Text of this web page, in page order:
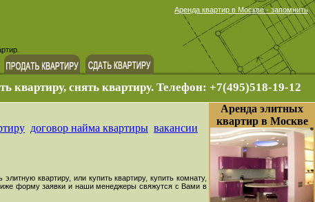
Аренда квартир в Москве - запомнить
квартиру, снять квартиру. Телефон: +7(495)518-19-12
договор найма квартиры вакансии
квартиру, или купить квартиру, купить комнату,
ниже форму заявки и наши менеджеры свяжутся с Вами в
Аренда элитных
квартир в Москве